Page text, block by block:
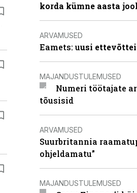
korda kümne aasta
ARVAMUSED
Eamets: uusi
MAJANDUSTULEMUSED
Numeri töötajate
tõusisid
ARVAMUSED
Suurbritannia
ohjeldamatu”
MAJANDUSTULEMUSED